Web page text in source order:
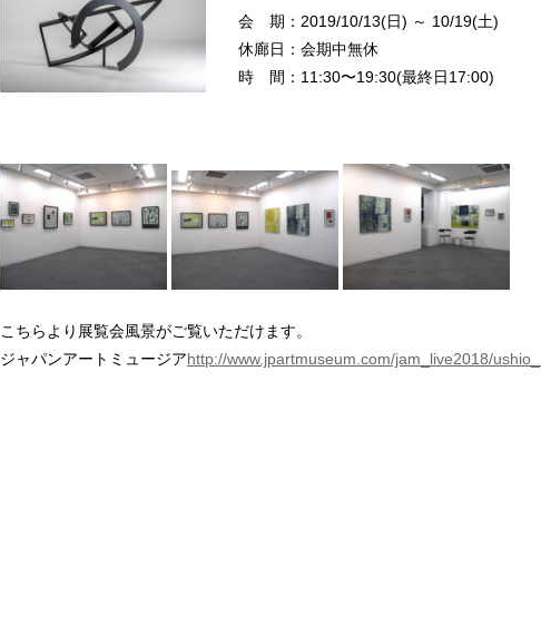
会 期：2019/10/13(日) ～ 10/19(土)
休廊日：会期中無休
時 間：11:30〜19:30(最終日17:00)
こちらより展覧会風景がご覧いただけます。
ジャパンアートミュージアhttp://www.jpartmuseum.com/jam_live2018/